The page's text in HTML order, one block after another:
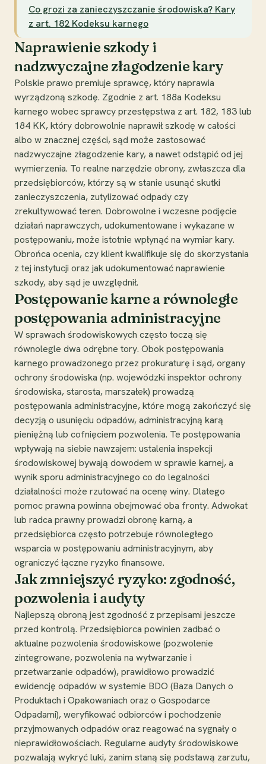
Co grozi za zanieczyszczanie środowiska? Kary
z art. 182 Kodeksu karnego
Naprawienie szkody i
nadzwyczajne złagodzenie kary
Polskie prawo premiuje sprawcę, który naprawia
wyrządzoną szkodę. Zgodnie z art. 188a Kodeksu
karnego wobec sprawcy przestępstwa z art. 182, 183 lub
184 KK, który dobrowolnie naprawił szkodę w całości
albo w znacznej części, sąd może zastosować
nadzwyczajne złagodzenie kary, a nawet odstąpić od jej
wymierzenia. To realne narzędzie obrony, zwłaszcza dla
przedsiębiorców, którzy są w stanie usunąć skutki
zanieczyszczenia, zutylizować odpady czy
zrekultywować teren. Dobrowolne i wczesne podjęcie
działań naprawczych, udokumentowane i wykazane w
postępowaniu, może istotnie wpłynąć na wymiar kary.
Obrońca ocenia, czy klient kwalifikuje się do skorzystania
z tej instytucji oraz jak udokumentować naprawienie
szkody, aby sąd je uwzględnił.
Postępowanie karne a równoległe
postępowania administracyjne
W sprawach środowiskowych często toczą się
równolegle dwa odrębne tory. Obok postępowania
karnego prowadzonego przez prokuraturę i sąd, organy
ochrony środowiska (np. wojewódzki inspektor ochrony
środowiska, starosta, marszałek) prowadzą
postępowania administracyjne, które mogą zakończyć się
decyzją o usunięciu odpadów, administracyjną karą
pieniężną lub cofnięciem pozwolenia. Te postępowania
wpływają na siebie nawzajem: ustalenia inspekcji
środowiskowej bywają dowodem w sprawie karnej, a
wynik sporu administracyjnego co do legalności
działalności może rzutować na ocenę winy. Dlatego
pomoc prawna powinna obejmować oba fronty. Adwokat
lub radca prawny prowadzi obronę karną, a
przedsiębiorca często potrzebuje równoległego
wsparcia w postępowaniu administracyjnym, aby
ograniczyć łączne ryzyko finansowe.
Jak zmniejszyć ryzyko: zgodność,
pozwolenia i audyty
Najlepszą obroną jest zgodność z przepisami jeszcze
przed kontrolą. Przedsiębiorca powinien zadbać o
aktualne pozwolenia środowiskowe (pozwolenie
zintegrowane, pozwolenia na wytwarzanie i
przetwarzanie odpadów), prawidłowo prowadzić
ewidencję odpadów w systemie BDO (Baza Danych o
Produktach i Opakowaniach oraz o Gospodarce
Odpadami), weryfikować odbiorców i pochodzenie
przyjmowanych odpadów oraz reagować na sygnały o
nieprawidłowościach. Regularne audyty środowiskowe
pozwalają wykryć luki, zanim staną się podstawą zarzutu,